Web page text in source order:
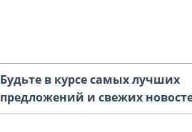
Будьте в курсе самых лучших
предложений и свежих